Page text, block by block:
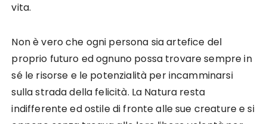
vita.
Non è vero che ogni persona sia artefice del
proprio futuro ed ognuno possa trovare sempre in
sé le risorse e le potenzialità per incamminarsi
sulla strada della felicità. La Natura resta
indifferente ed ostile di fronte alle sue creature e si